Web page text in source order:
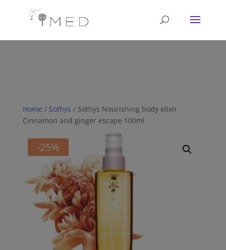
fbq('init', '<1751628081702672>'); fbq('track', 'PageView'); // Once
affirmative consent has been granted fbq('consent', 'grant');
Home / Sothys / Sothys Nourishing body elixir
Cinnamon and ginger escape 100ml
-25%